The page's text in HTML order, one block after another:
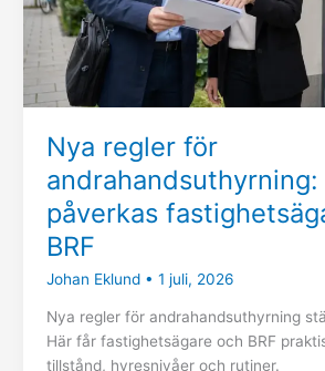
Nya regler för
andrahandsuthyrning:
påverkas
BRF
Johan Eklund • 1 juli, 2026
Nya regler för andrahandsuthyrning
Här får fastighetsägare och BRF
tillstånd, hyresnivåer och rutiner.
BRF